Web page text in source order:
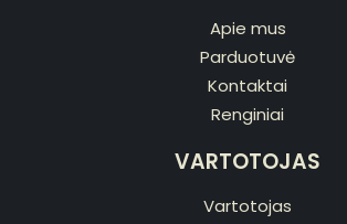
Apie mus
Parduotuvė
Kontaktai
Renginiai
VARTOTOJAS
Vartotojas